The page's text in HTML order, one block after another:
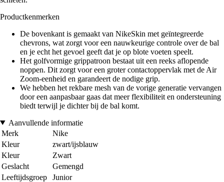
Productkenmerken
De bovenkant is gemaakt van NikeSkin met geïntegreerde
chevrons, wat zorgt voor een nauwkeurige controle over de bal
en je echt het gevoel geeft dat je op blote voeten speelt.
Het golfvormige grippatroon bestaat uit een reeks aflopende
noppen. Dit zorgt voor een groter contactoppervlak met de Air
Zoom-eenheid en garandeert de nodige grip.
We hebben het rekbare mesh van de vorige generatie vervangen
door een aanpasbaar gaas dat meer flexibiliteit en ondersteuning
biedt terwijl je dichter bij de bal komt.
Aanvullende informatie
Merk
Nike
Kleur
zwart/ijsblauw
Kleur
Zwart
Geslacht
Gemengd
Leeftijdsgroep
Junior